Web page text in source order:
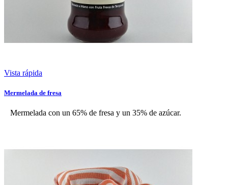
Vista rápida
Mermelada de fresa
Mermelada con un 65% de fresa y un 35% de azúcar.